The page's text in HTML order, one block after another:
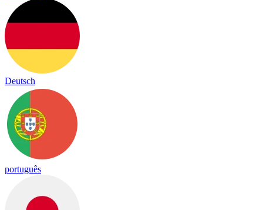
Deutsch
português